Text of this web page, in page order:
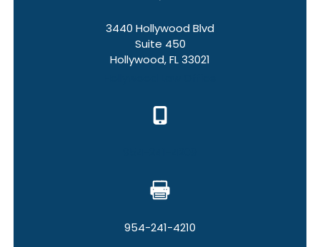
3440 Hollywood Blvd
Suite 450
Hollywood, FL 33021
954-241-4210